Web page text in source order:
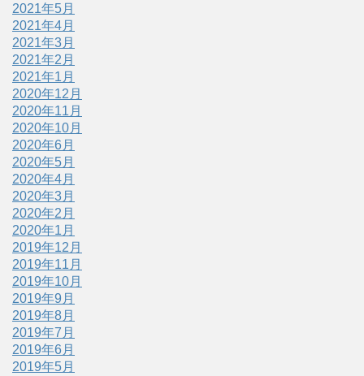
2021年5月
2021年4月
2021年3月
2021年2月
2021年1月
2020年12月
2020年11月
2020年10月
2020年6月
2020年5月
2020年4月
2020年3月
2020年2月
2020年1月
2019年12月
2019年11月
2019年10月
2019年9月
2019年8月
2019年7月
2019年6月
2019年5月